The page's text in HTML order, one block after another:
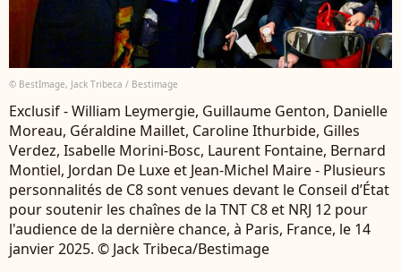
© BestImage, Jack Tribeca / Bestimage
Exclusif - William Leymergie, Guillaume Genton, Danielle
Moreau, Géraldine Maillet, Caroline Ithurbide, Gilles
Verdez, Isabelle Morini-Bosc, Laurent Fontaine, Bernard
Montiel, Jordan De Luxe et Jean-Michel Maire - Plusieurs
personnalités de C8 sont venues devant le Conseil d’État
pour soutenir les chaînes de la TNT C8 et NRJ 12 pour
l'audience de la dernière chance, à Paris, France, le 14
janvier 2025. © Jack Tribeca/Bestimage